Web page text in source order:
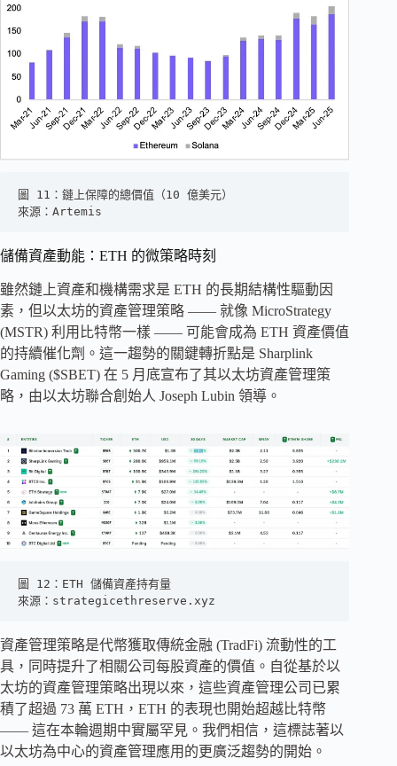
圖 11：鏈上保障的總價值（10 億美元）
來源：Artemis
儲備資產動能：ETH 的微策略時刻
雖然鏈上資產和機構需求是 ETH 的長期結構性驅動因
素，但以太坊的資產管理策略 —— 就像 MicroStrategy
(MSTR) 利用比特幣一樣 —— 可能會成為 ETH 資產價值
的持續催化劑。這一趨勢的關鍵轉折點是 Sharplink
Gaming ($SBET) 在 5 月底宣布了其以太坊資產管理策
略，由以太坊聯合創始人 Joseph Lubin 領導。
圖 12：ETH 儲備資產持有量
來源：strategicethreserve.xyz
資產管理策略是代幣獲取傳統金融 (TradFi) 流動性的工
具，同時提升了相關公司每股資產的價值。自從基於以
太坊的資產管理策略出現以來，這些資產管理公司已累
積了超過 73 萬 ETH，ETH 的表現也開始超越比特幣
—— 這在本輪週期中實屬罕見。我們相信，這標誌著以
以太坊為中心的資產管理應用的更廣泛趨勢的開始。